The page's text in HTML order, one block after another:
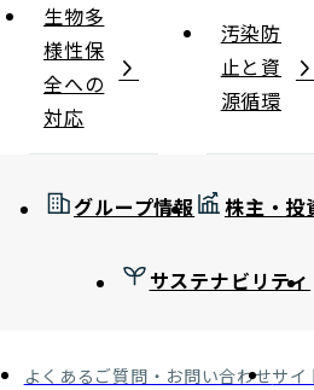
生物多
様性保
全への
対応
汚染防
止と資
源循環
グループ情報 株主・投
サステナビリティ
よくあるご質問・お問い合わせサイ